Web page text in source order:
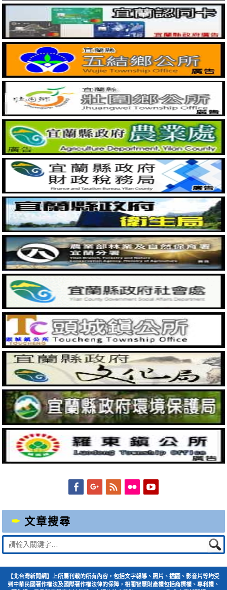
FacebookGoogleplus
Feed Flickr
文章搜尋
Suche
nach:
【北台灣新聞網】上所屬刊載的所有內容，包括文字報導、照片、插圖、影音片等均受
到中華民國著作權法及國際著作權法律的保障，相關智慧財產權包括商標權、專利權、